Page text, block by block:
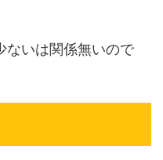
ないは関係無いので